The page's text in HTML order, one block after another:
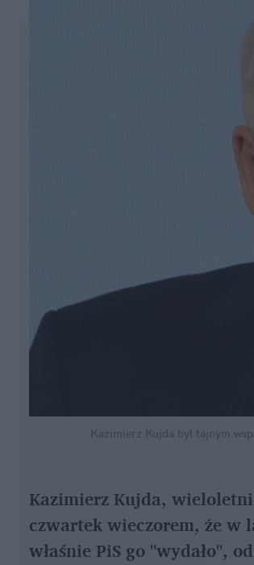
Kazimierz Kujda był tajnym
Kazimierz Kujda, wieloletni
czwartek wieczorem, że w
właśnie PiS go "wydało",